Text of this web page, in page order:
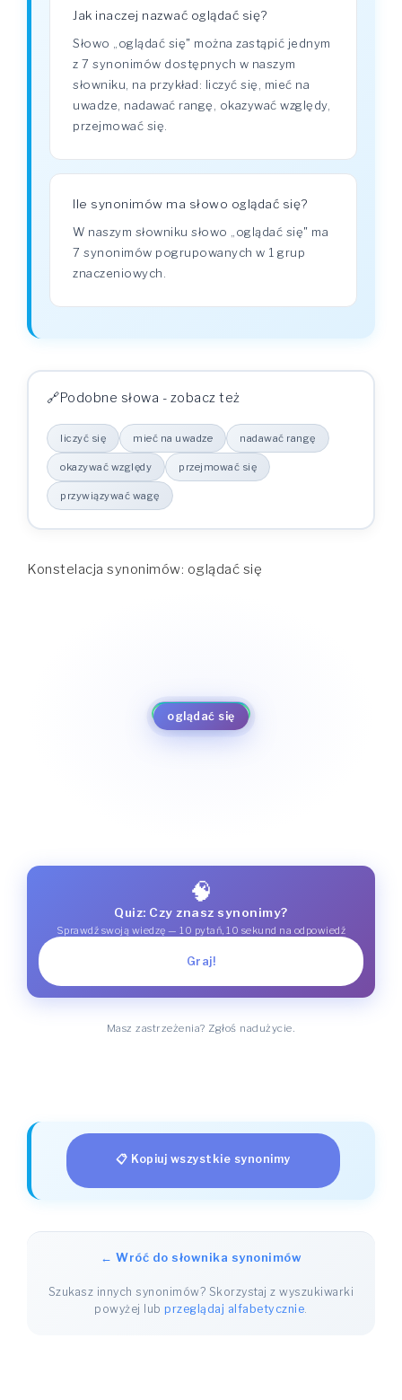
Jak inaczej nazwać oglądać się?
Słowo „oglądać się" można zastąpić jednym
z 7 synonimów dostępnych w naszym
słowniku, na przykład: liczyć się, mieć na
uwadze, nadawać rangę, okazywać względy,
przejmować się.
Ile synonimów ma słowo oglądać się?
W naszym słowniku słowo „oglądać się" ma
7 synonimów pogrupowanych w 1 grup
znaczeniowych.
Podobne słowa - zobacz też
liczyć się mieć na uwadze nadawać rangę
okazywać względy przejmować się
przywiązywać wagę
Konstelacja synonimów: oglądać się
oglądać się
liczyć się
mieć na uwadze
nadawać rangę
okazywać względy
przejmować się
przywiązywać wagę
🧠
Quiz: Czy znasz synonimy?
Sprawdź swoją wiedzę — 10 pytań, 10 sekund na odpowiedź
Graj!
Masz zastrzeżenia? Zgłoś nadużycie.
📋 Kopiuj wszystkie synonimy
← Wróć do słownika synonimów
Szukasz innych synonimów? Skorzystaj z wyszukiwarki
powyżej lubprzeglądaj alfabetycznie